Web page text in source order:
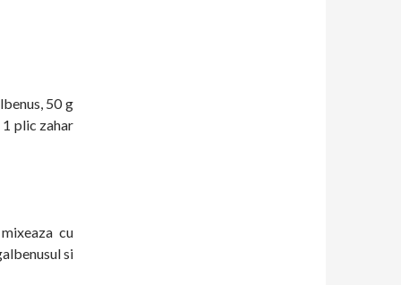
50 g
plic zahar
cu
si